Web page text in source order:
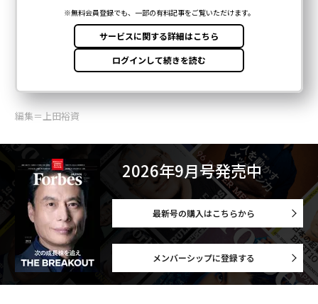
編集＝上田裕資
2026年9月号発売中
最新号の購入はこちらから
メンバーシップに登録する